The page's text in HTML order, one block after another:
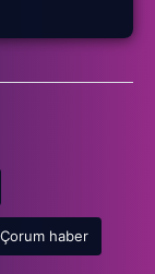
Çorum haber